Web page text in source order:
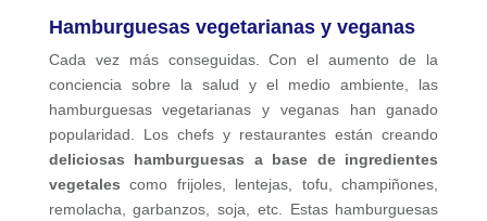
Hamburguesas vegetarianas y veganas
Cada vez más conseguidas. Con el aumento de la
conciencia sobre la salud y el medio ambiente, las
hamburguesas vegetarianas y veganas han ganado
popularidad. Los chefs y restaurantes están creando
deliciosas hamburguesas a base de ingredientes
vegetales como frijoles, lentejas, tofu, champiñones,
remolacha, garbanzos, soja, etc. Estas hamburguesas